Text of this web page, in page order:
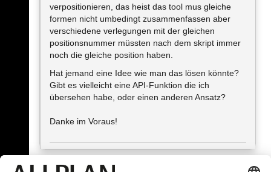
verpositionieren, das heist das tool mus gleiche
formen nicht umbedingt zusammenfassen aber
verschiedene verlegungen mit der gleichen
positionsnummer müssten nach dem skript immer
noch die gleiche position haben.
Hat jemand eine Idee wie man das lösen könnte?
Gibt es vielleicht eine API-Funktion die ich
übersehen habe, oder einen anderen Ansatz?
Danke im Voraus!